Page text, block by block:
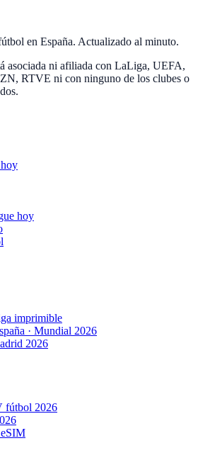
en España. Actualizado al minuto.
asociada ni afiliada con LaLiga, UEFA,
RTVE ni con ninguno de los clubes o
hoy
imprimible
· Mundial 2026
2026
fútbol 2026